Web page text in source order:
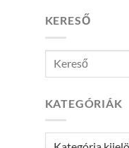
KERESŐ
KATEGÓRIÁK
Kategóriák